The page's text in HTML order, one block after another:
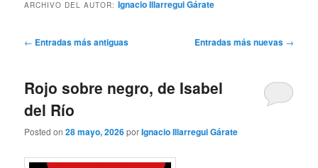
ARCHIVO DEL AUTOR: Ignacio Illarregui Gárate
Navegación
← Entradas más antiguas Entradas más nuevas →
Rojo sobre negro, de Isabel
del Río
Posted on28 mayo, 2026porIgnacio Illarregui Gárate